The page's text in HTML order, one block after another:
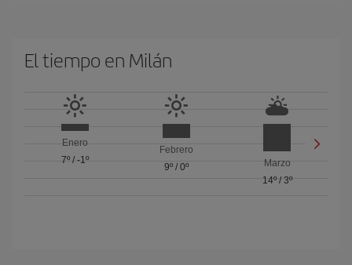
El tiempo en Milán
Enero
7º/ -1º
Febrero
9º/ 0º
Marzo
14º/ 3º